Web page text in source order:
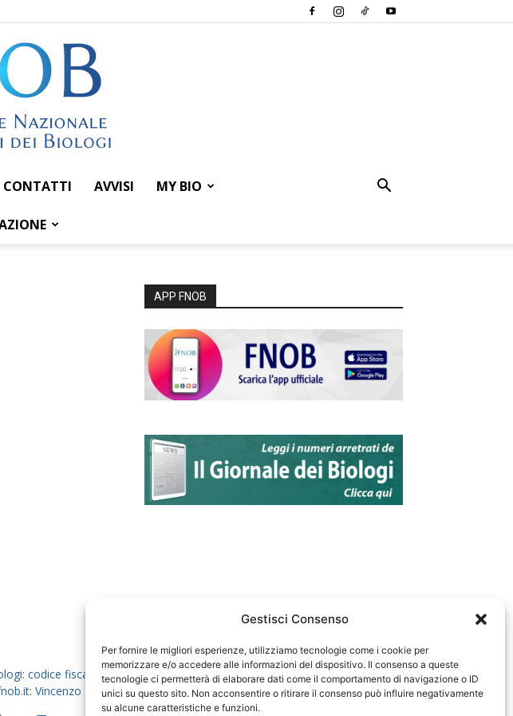
Gestisci Consenso
Per fornire le migliori esperienze, utilizziamo tecnologie come i cookie per
memorizzare e/o accedere alle informazioni del dispositivo. Il consenso a queste
tecnologie ci permetterà di elaborare dati come il comportamento di navigazione o ID
unici su questo sito. Non acconsentire o ritirare il consenso può influire negativamente
su alcune caratteristiche e funzioni.
CONTATTI AVVISI MY BIO
APP FNOB
codice fiscale 80069130583
Vincenzo D'Anna